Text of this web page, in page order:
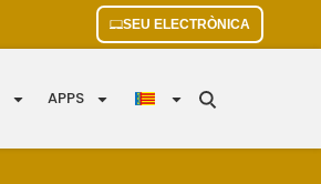
SEU ELECTRÒNICA
APPS